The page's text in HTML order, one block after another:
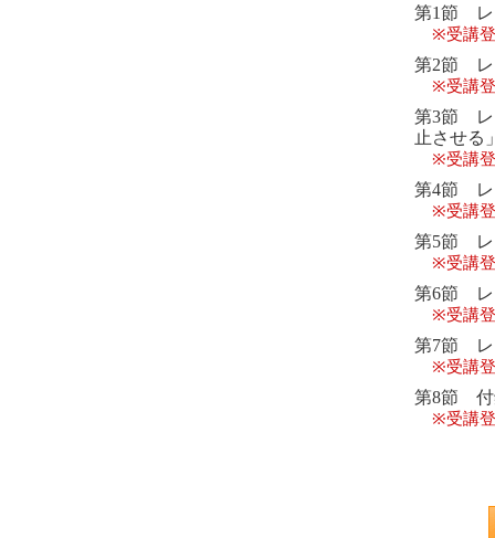
第1節 レ
※受講
第2節 レ
※受講
第3節 レ
止させる
※受講
第4節 レ
※受講
第5節 レ
※受講
第6節 レ
※受講
第7節 レ
※受講
第8節 付
※受講